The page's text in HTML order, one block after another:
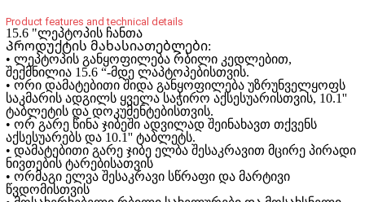
Product features and technical details
15.6 "ლეპტოპის ჩანთა
Პროდუქტის მახასიათებლები:
• ლეპტოპის განყოფილება რბილი კედლებით,
შექმნილია 15.6 “-მდე ლაპტოპებისთვის.
• ორი დამატებითი შიდა განყოფილება უზრუნველყოფს
საკმარის ადგილს ყველა საჭირო აქსესუარისთვის, 10.1''
ტაბლეტის და დოკუმენტებისთვის.
• ორ გარე წინა ჯიბეში ადვილად შეინახავთ თქვენს
აქსესუარებს და 10.1'' ტაბლეტს.
• დამატებითი გარე ჯიბე ელბა შესაკრავით მცირე პირადი
ნივთების ტარებისათვის
• ორმაგი ელვა შესაკრავი სწრაფი და მარტივი
წვდომისთვის